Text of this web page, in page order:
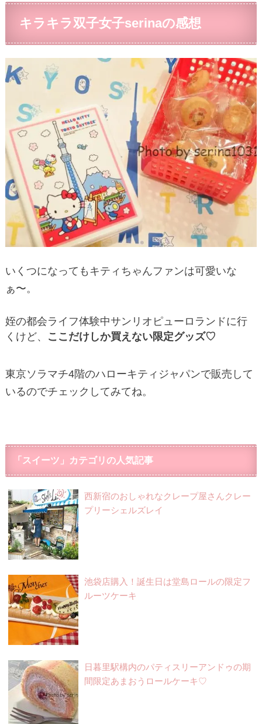
キラキラ双子女子serinaの感想
いくつになってもキティちゃんファンは可愛いな
ぁ〜。
姪の都会ライフ体験中サンリオピューロランドに行
くけど、
ここだけしか買えない限定グッズ♡
東京ソラマチ4階のハローキティジャパンで販売して
いるのでチェックしてみてね。
「スイーツ」カテゴリの人気記事
西新宿のおしゃれなクレープ屋さんクレー
プリーシェルズレイ
池袋店購入！誕生日は堂島ロールの限定フ
ルーツケーキ
日暮里駅構内のパティスリーアンドゥの期
間限定あまおうロールケーキ♡